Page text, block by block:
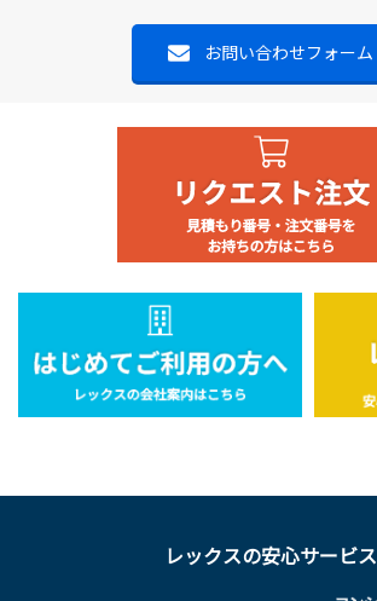
お問い合わせフォーム
レックスの安心サービス